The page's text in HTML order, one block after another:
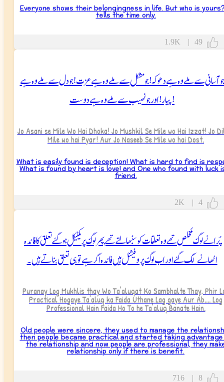
Everyone shows their belongingness in life. But who is
tells the time only.
1.9K | 49
جوآسانی سے ملے وہ ہے دھوکہ! جو مشکل سے ملے وہ ہے عزت! جو دل سے ملے وہ ہے
پیار! اور جو نصیب سے ملے وہ ہے دوست!
Jo Asani se Mile Wo Hai Dhoka! Jo Mushkil Se Mile wo Hai Izzat! Jo
Mile wo hai Pyar! Aur Jo Naseeb Se Mile wo hai Dost.
What is easily found is deception! What is hard to find is
What is found by heart is love! and One who found with luck
friend.
2K | 4
پُرانے لوگ مُخلص تھے وہ تعلقات کو سنبھالتے تھے, پھر لوگ پریکٹیکل ہوگئے تعلق کا فائدہ
اٹھانے لگ گئے اور اب لوگ پروفیشنل ہیں فائدہ اگر ہے تو ہی تعلق بناتے ہیں۔
Puranay Log Mukhlis thay Wo Ta'aluqat Ko Sambhalte Thay, Phir
Practical Hogaye Ta'aluq ka Faida Uthane Lag gaye Aur Ab.... Log
Professional Hain Faida Ho To he Ta'aluq Banate Hain.
Old people were sincere, they used to manage the
then people became practical and started taking
the relationship and now people are professional, they
relationship only if there is benefit.
716 | 8